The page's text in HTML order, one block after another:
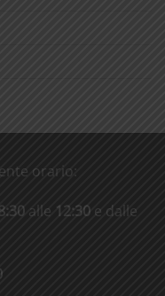
orario:
alle 12:30 e dalle